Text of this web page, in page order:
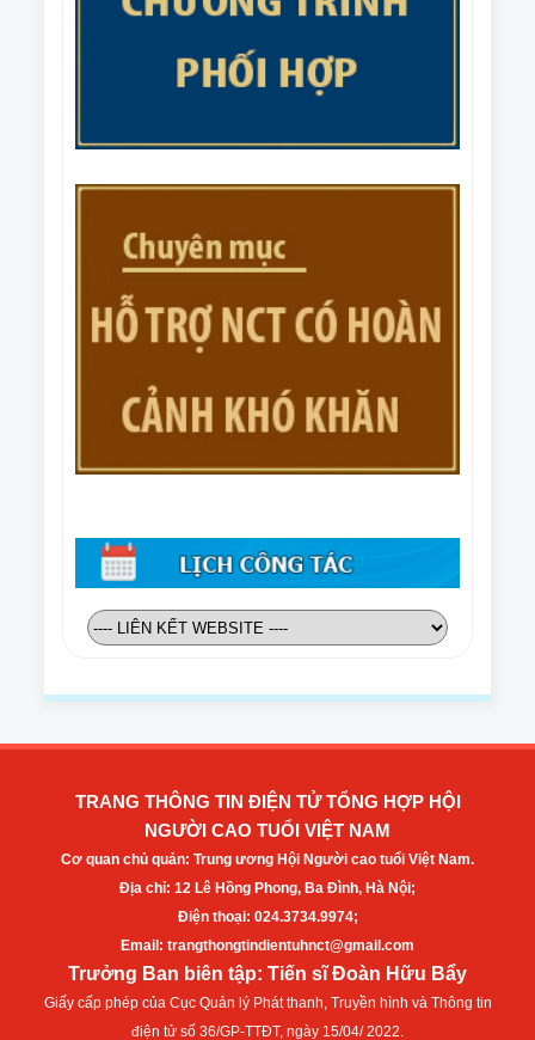
TRANG THÔNG TIN ĐIỆN TỬ TỔNG HỢP HỘI
NGƯỜI CAO TUỔI VIỆT NAM
Cơ quan chủ quản: Trung ương Hội Người cao tuổi Việt Nam.
Địa chỉ: 12 Lê Hồng Phong, Ba Đình, Hà Nội;
Điện thoại: 024.3734.9974;
Email: trangthongtindientuhnct@gmail.com
Trưởng Ban biên tập: Tiến sĩ Đoàn Hữu Bẩy
Giấy cấp phép của Cục Quản lý Phát thanh, Truyền hình và Thông tin
điện tử số 36/GP-TTĐT, ngày 15/04/ 2022.